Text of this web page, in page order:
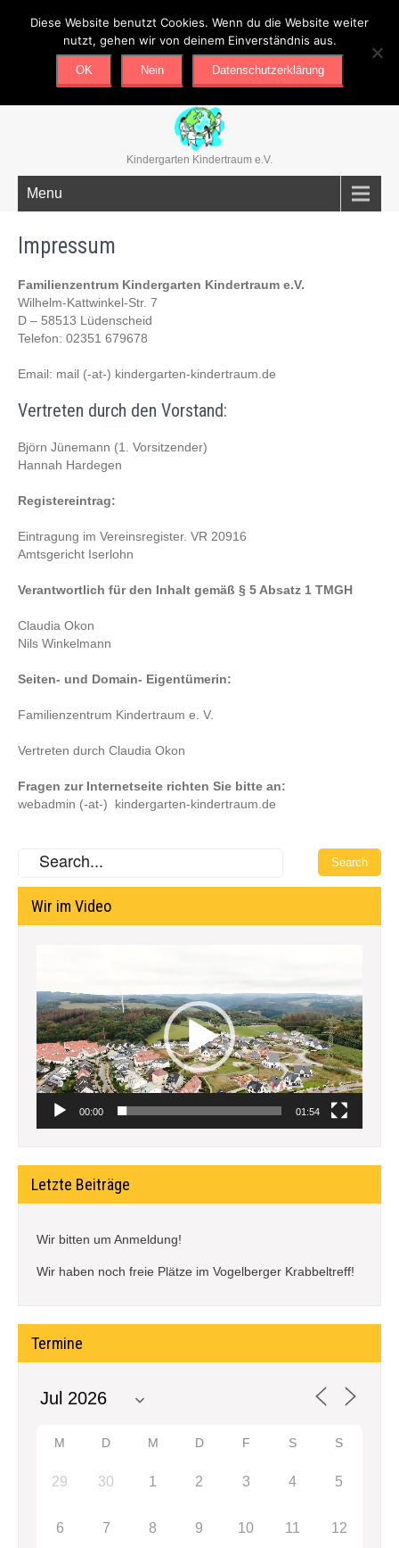
02351/679678 mail@kindergarten-kindertraum.de
Kindergarten Kindertraum e.V.
Menu
Impressum
Familienzentrum Kindergarten Kindertraum e.V.
Wilhelm-Kattwinkel-Str. 7
D – 58513 Lüdenscheid
Telefon: 02351 679678
Email: mail (-at-) kindergarten-kindertraum.de
Vertreten durch den Vorstand:
Björn Jünemann (1. Vorsitzender)
Hannah Hardegen
Registereintrag:
Eintragung im Vereinsregister. VR 20916
Amtsgericht Iserlohn
Verantwortlich für den Inhalt gemäß § 5 Absatz 1 TMGH
Claudia Okon
Nils Winkelmann
Seiten- und Domain- Eigentümerin:
Familienzentrum Kindertraum e. V.
Vertreten durch Claudia Okon
Fragen zur Internetseite richten Sie bitte an:
webadmin (-at-) kindergarten-kindertraum.de
Wir im Video
00:00 01:54
Letzte Beiträge
Wir bitten um Anmeldung!
Wir haben noch freie Plätze im Vogelberger Krabbeltreff!
Termine
M D M D F S S
29 30 1 2 3 4 5
6 7 8 9 10 11 12
Diese Website benutzt Cookies. Wenn du die Website weiter
nutzt, gehen wir von deinem Einverständnis aus.
OK Nein Datenschutzerklärung